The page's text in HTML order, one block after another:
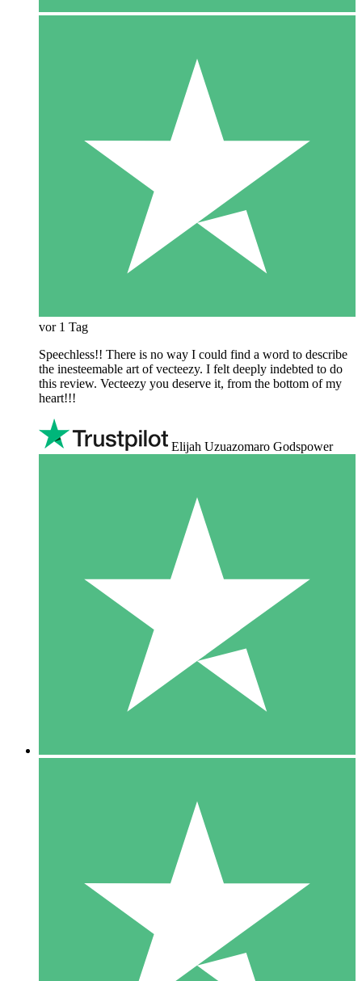
vor 1 Tag
Speechless!! There is no way I could find a word to describe
the inesteemable art of vecteezy. I felt deeply indebted to do
this review. Vecteezy you deserve it, from the bottom of my
heart!!!
Elijah Uzuazomaro Godspower